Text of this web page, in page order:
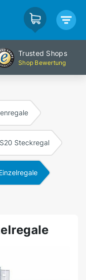
Trusted Shops
Shop Bewertung
S20 Steckregal